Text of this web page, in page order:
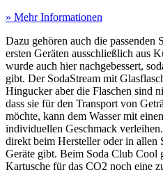
» Mehr Informationen
Dazu gehören auch die passenden
ersten Geräten ausschließlich aus
wurde auch hier nachgebessert,
gibt. Der SodaStream mit
Hingucker aber die Flaschen sind
dass sie für den Transport von
möchte, kann dem Wasser mit
individuellen Geschmack
direkt beim Hersteller oder in allen
Geräte gibt. Beim Soda Club Cool
Kartusche für das CO2 noch eine